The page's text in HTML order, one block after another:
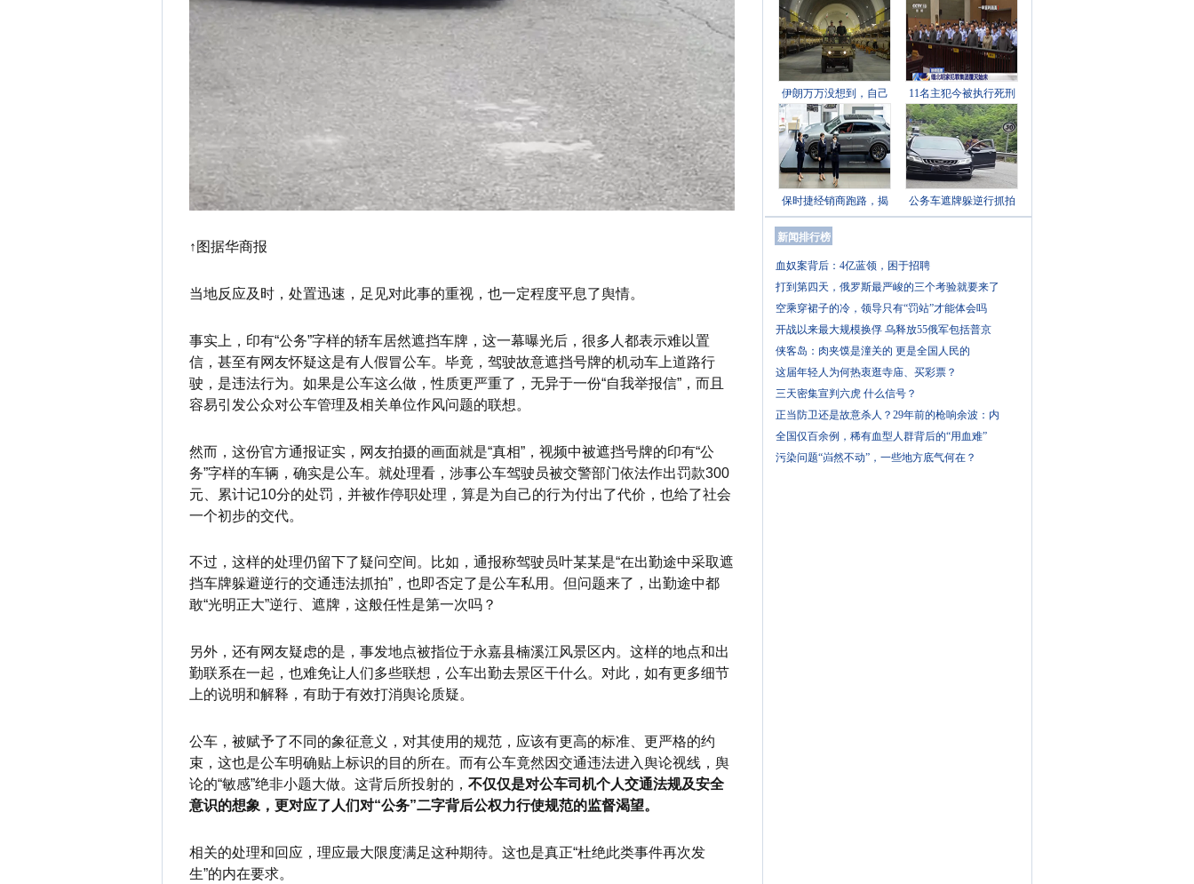
↑图据华商报
当地反应及时，处置迅速，足见对此事的重视，也一定程度平息了舆情。
事实上，印有“公务”字样的轿车居然遮挡车牌，这一幕曝光后，很多人都表示难以置
信，甚至有网友怀疑这是有人假冒公车。毕竟，驾驶故意遮挡号牌的机动车上道路行
驶，是违法行为。如果是公车这么做，性质更严重了，无异于一份“自我举报信”，而且
容易引发公众对公车管理及相关单位作风问题的联想。
然而，这份官方通报证实，网友拍摄的画面就是“真相”，视频中被遮挡号牌的印有“公
务”字样的车辆，确实是公车。就处理看，涉事公车驾驶员被交警部门依法作出罚款300
元、累计记10分的处罚，并被作停职处理，算是为自己的行为付出了代价，也给了社会
一个初步的交代。
不过，这样的处理仍留下了疑问空间。比如，通报称驾驶员叶某某是“在出勤途中采取遮
挡车牌躲避逆行的交通违法抓拍”，也即否定了是公车私用。但问题来了，出勤途中都
敢“光明正大”逆行、遮牌，这般任性是第一次吗？
另外，还有网友疑虑的是，事发地点被指位于永嘉县楠溪江风景区内。这样的地点和出
勤联系在一起，也难免让人们多些联想 ， 公车出勤去景区干什么。对此，如有更多细节
上的说明和解释，有助于有效打消舆论质疑。
公车，被赋予了不同的象征意义，对其使用的规范，应该有更高的标准、更严格的约
束，这也是公车明确贴上标识的目的所在。 而有公车竟然因交通违法进入舆论视线，舆
论的“敏感”绝非小题大做。这背后所投射的， 不仅仅是对公车司机个人交通法规及安全
意识的想象，更对应了人们对“公务”二字背后公权力行使规范的监督渴望。
相关的处理和回应，理应最大限度满足这种期待。这也是真正“杜绝此类事件再次发
生”的内在要求。
伊朗万万没想到，自己 11名主犯今被执行死刑
保时捷经销商跑路，揭 公务车遮牌躲逆行抓拍
新闻排行榜
血奴案背后：4亿蓝领，困于招聘
打到第四天，俄罗斯最严峻的三个考验就要来了
空乘穿裙子的冷，领导只有“罚站”才能体会吗
开战以来最大规模换俘 乌释放55俄军包括普京
侠客岛：肉夹馍是潼关的 更是全国人民的
这届年轻人为何热衷逛寺庙、买彩票？
三天密集宣判六虎 什么信号？
正当防卫还是故意杀人？29年前的枪响余波：内
全国仅百余例，稀有血型人群背后的“用血难”
污染问题“岿然不动”，一些地方底气何在？